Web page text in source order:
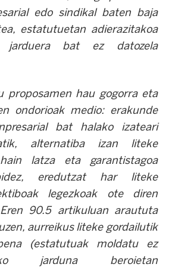
edo sindikal baten baja
estatutuetan adierazitakoa
jarduera bat ez datozela
proposamen hau gogorra eta
ondorioak medio: erakunde
bat halako izateari
alternatiba izan liteke
latza eta garantistagoa
eredutzat har liteke
legezkoak ote diren
90.5 artikuluan araututa
aurreikus liteke gordailutik
(estatutuak moldatu ez
jarduna beroietan